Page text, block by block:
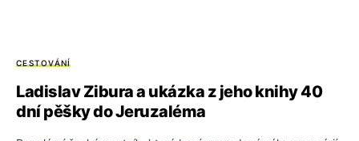
CESTOVÁNÍ
Ladislav Zibura a ukázka z jeho knihy 40
dní pěšky do Jeruzaléma